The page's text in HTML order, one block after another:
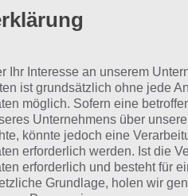
IQ Test App
Aufgaben zum Knobeln
HERUNTERLADEN
Rätsel zu Hawaii im
Ihr Interesse an unserem
ist grundsätzlich ohne jede
möglich. Sofern eine
Unternehmens über
könnte jedoch eine
erforderlich werden. Ist die
erforderlich und besteht für
Grundlage, holen wir